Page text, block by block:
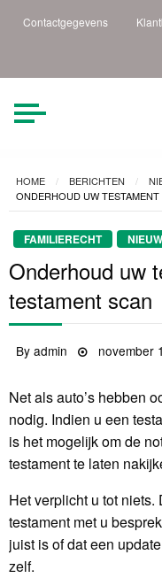
Contactgegevens
HOME BERICHTEN
ONDERHOUD UW
FAMILIERECHT
Onderhoud uw
testament scan
Byadmin
Posted
november
Net als auto’s hebben
nodig. Indien u een
is het mogelijk om de
testament te laten
Het verplicht u tot
testament met u
juist is of dat een
zelf.